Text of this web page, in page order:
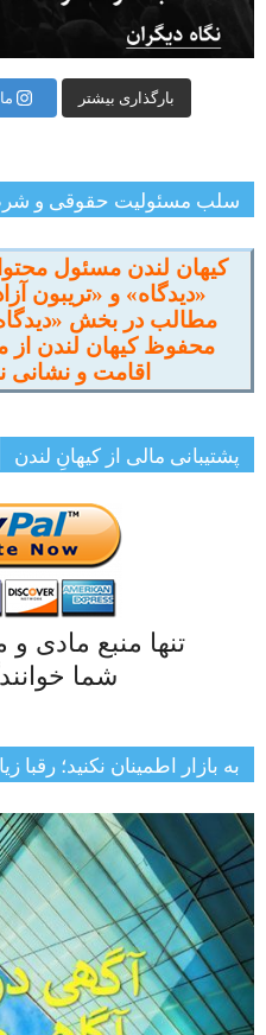
بارگذاری بیشتر
سلب مسئولیت حقوقی و شرط
کیهان لندن مسئول
«دیدگاه» و «تریبون
مطالب در بخش
محفوظ کیهان لندن
اقامت و
پشتیبانی مالی از کیهانِ لندن
تنها منبع مادی
شما
به بازار اطمینان نکنید؛ رقبا